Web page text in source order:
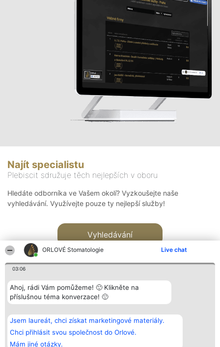
ORLOVÉ Stomatologie Live chat
03:06
Ahoj, rádi Vám pomůžeme! 🙂 Klikněte na
příslušnou téma konverzace! 🙂
Jsem laureát, chci získat marketingové materiály.
Chci přihlásit svou společnost do Orlové.
Mám jiné otázky.
Najít specialistu
Plebiscit sdružuje těch nejlepších v oboru
Hledáte odborníka ve Vašem okolí? Vyzkoušejte naše
vyhledávání. Využívejte pouze ty nejlepší služby!
Vyhledávání
Bright Side Solutions sp. z o.
o. sp. k.
ul. Ruska 22
Wrocław 50-079
KRS 0000749100 | Regon
Vítězové
Seznam všech
laureátů
Zásady
Kontakt